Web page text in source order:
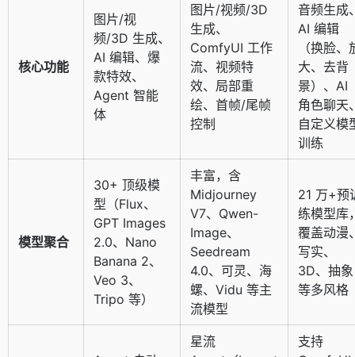
核心功能
图片/视
频/3D 生成、
AI 编辑、爆
款特效、
Agent 智能
体
图片/视频/3D
生成、
ComfyUI 工作
流、视频特
效、局部重
绘、首帧/尾帧
控制
音频生成
AI 编辑
（换脸、
大、去背
景）、AI
角色聊天
自定义模
训练
模型聚合
30+ 顶级模
型（Flux、
GPT Images
2.0、Nano
Banana 2、
Veo 3、
Tripo 等）
丰富，含
Midjourney
V7、Qwen-
Image、
Seedream
4.0、可灵、海
螺、Vidu 等主
流模型
21 万+预
练模型库
覆盖动漫
写实、
3D、抽象
等多风格
星流
支持